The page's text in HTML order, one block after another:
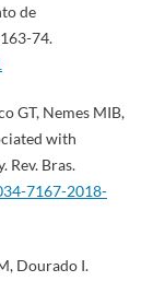
de
74.
GT, Nemes MIB,
with
Rev. Bras.
7167-2018-
Dourado I.